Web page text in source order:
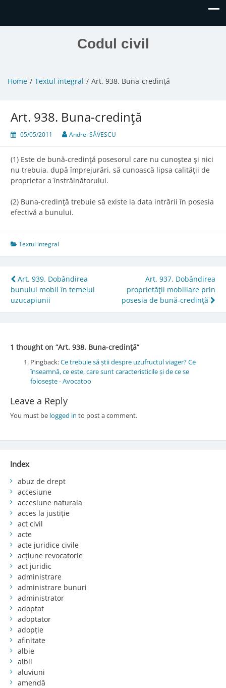
Codul civil
Home Textul integral Art. 938. Buna-credinţă
Art. 938. Buna-credinţă
05/05/2011 Andrei SĂVESCU
(1) Este de bună-credinţă posesorul care nu cunoştea şi nici
nu trebuia, după împrejurări, să cunoască lipsa calităţii de
proprietar a înstrăinătorului.
(2) Buna-credinţă trebuie să existe la data intrării în posesia
efectivă a bunului.
Textul integral
Post
navigation
Art. 939. Dobândirea
bunului mobil în temeiul
uzucapiunii
Art. 937. Dobândirea
proprietăţii mobiliare prin
posesia de bună-credinţă
1 thought on “Art. 938. Buna-credinţă”
Pingback:Ce trebuie să știi despre uzufructul viager? Ce
înseamnă, ce este, care sunt caracteristicile și de ce se
folosește - Avocatoo
Leave a Reply
You must be logged in to post a comment.
Index
abuz de drept
accesiune
accesiune naturala
acces la justiție
act civil
acte
acte juridice civile
acțiune revocatorie
act juridic
administrare
administrare bunuri
administrator
adoptat
adoptator
adopție
afinitate
albie
albii
aluviuni
amendă